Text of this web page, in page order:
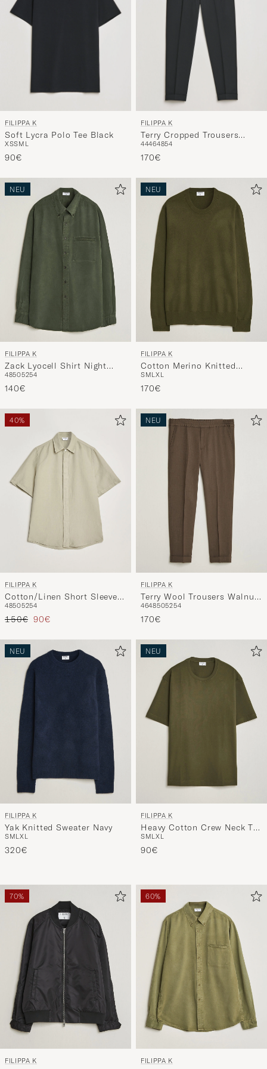
FILIPPA K
Soft Lycra Polo Tee Black
XSSM L
90€
FILIPPA K
Terry Cropped Trousers
Black
44464854
170€
NEU
FILIPPA K
Zack Lyocell Shirt Night
Green
48505254
140€
NEU
FILIPPA K
Cotton Merino Knitted
Sweater Dark Moss Green
SMLXL
170€
40%
FILIPPA K
Cotton/Linen Short Sleeve
Shirt Light Green
48505254
Regulärer Preis
150€ Reduzierter Preis
90€
NEU
FILIPPA K
Terry Wool Trousers Walnut
Brown
4648505254
170€
NEU
FILIPPA K
Yak Knitted Sweater Navy
SMLXL
320€
NEU
FILIPPA K
Heavy Cotton Crew Neck T-
Shirt Dark Moss Green
SMLXL
90€
70%
FILIPPA K
60%
FILIPPA K